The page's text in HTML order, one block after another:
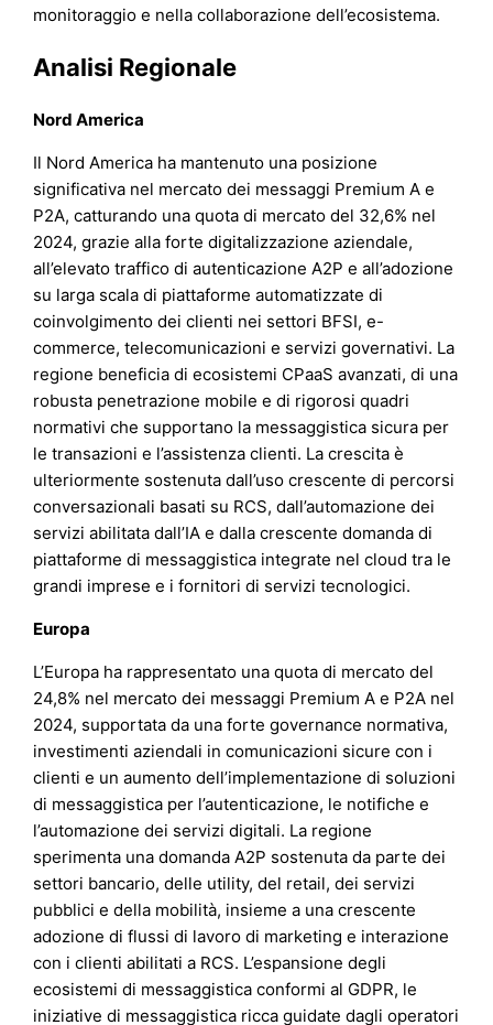
monitoraggio e nella collaborazione dell’ecosistema.
Analisi Regionale
Nord America
Il Nord America ha mantenuto una posizione
significativa nel mercato dei messaggi Premium A e
P2A, catturando una quota di mercato del 32,6% nel
2024, grazie alla forte digitalizzazione aziendale,
all’elevato traffico di autenticazione A2P e all’adozione
su larga scala di piattaforme automatizzate di
coinvolgimento dei clienti nei settori BFSI, e-
commerce, telecomunicazioni e servizi governativi. La
regione beneficia di ecosistemi CPaaS avanzati, di una
robusta penetrazione mobile e di rigorosi quadri
normativi che supportano la messaggistica sicura per
le transazioni e l’assistenza clienti. La crescita è
ulteriormente sostenuta dall’uso crescente di percorsi
conversazionali basati su RCS, dall’automazione dei
servizi abilitata dall’IA e dalla crescente domanda di
piattaforme di messaggistica integrate nel cloud tra le
grandi imprese e i fornitori di servizi tecnologici.
Europa
L’Europa ha rappresentato una quota di mercato del
24,8% nel mercato dei messaggi Premium A e P2A nel
2024, supportata da una forte governance normativa,
investimenti aziendali in comunicazioni sicure con i
clienti e un aumento dell’implementazione di soluzioni
di messaggistica per l’autenticazione, le notifiche e
l’automazione dei servizi digitali. La regione
sperimenta una domanda A2P sostenuta da parte dei
settori bancario, delle utility, del retail, dei servizi
pubblici e della mobilità, insieme a una crescente
adozione di flussi di lavoro di marketing e interazione
con i clienti abilitati a RCS. L’espansione degli
ecosistemi di messaggistica conformi al GDPR, le
iniziative di messaggistica ricca guidate dagli operatori